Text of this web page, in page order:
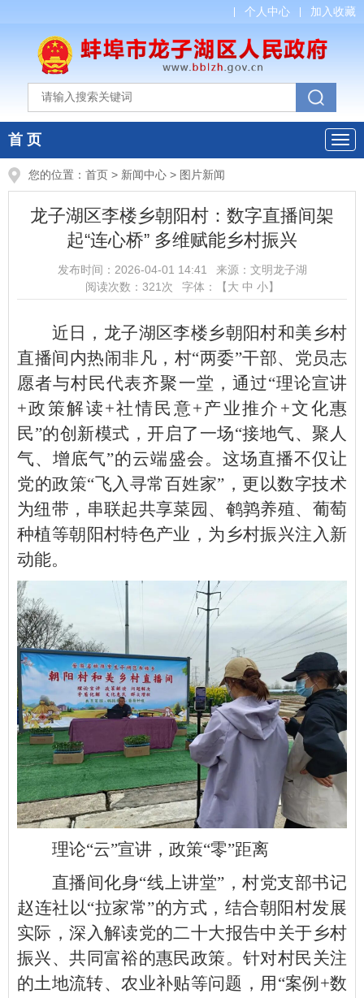
个人中心 加入收藏
首 页
您的位置： 首页 > 新闻中心 > 图片新闻
龙子湖区李楼乡朝阳村：数字直播间架
起“连心桥” 多维赋能乡村振兴
发布时间： 2026-04-01 14:41 来源： 文明龙子湖
阅读次数： 321 次 字体：【大 中 小】
近日，龙子湖区李楼乡朝阳村和美乡村
直播间内热闹非凡，村“两委”干部、党员志
愿者与村民代表齐聚一堂，通过“理论宣讲
+政策解读+社情民意+产业推介+文化惠
民”的创新模式，开启了一场“接地气、聚人
气、增底气”的云端盛会。这场直播不仅让
党的政策“飞入寻常百姓家”，更以数字技术
为纽带，串联起共享菜园、鹌鹑养殖、葡萄
种植等朝阳村特色产业，为乡村振兴注入新
动能。
理论“云”宣讲，政策“零”距离
直播间化身“线上讲堂”，村党支部书记
赵连社以“拉家常”的方式，结合朝阳村发展
实际，深入解读党的二十大报告中关于乡村
振兴、共同富裕的惠民政策。针对村民关注
的土地流转、农业补贴等问题，用“案例+数